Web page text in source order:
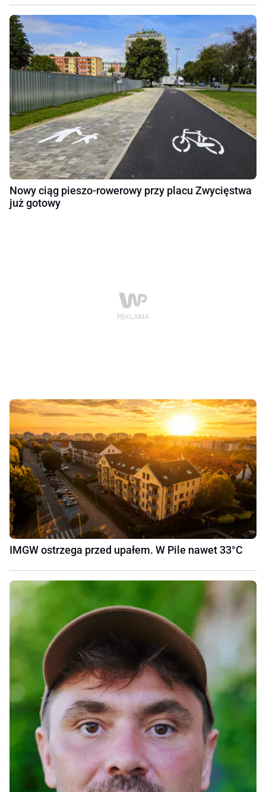
Nowy ciąg pieszo-rowerowy przy placu Zwycięstwa
już gotowy
IMGW ostrzega przed upałem. W Pile nawet 33°C